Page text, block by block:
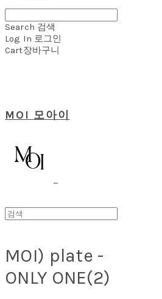
Search 검색
Log In 로그인
Cart장바구니
MOI 모아이
MOI) plate -
ONLY ONE(2)